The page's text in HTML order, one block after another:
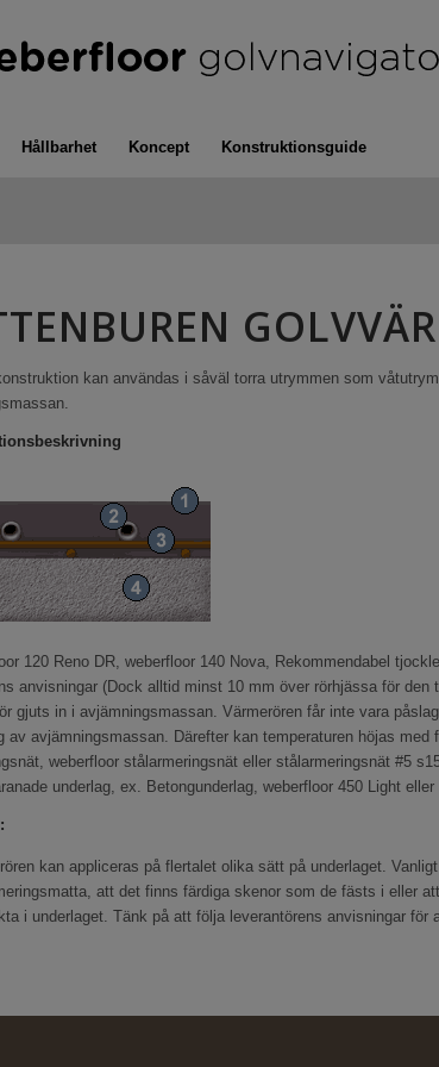
Hållbarhet Koncept Konstruktionsguide
kan användas i såväl torra utrymmen som
120 Reno DR, weberfloor 140 Nova, Rekommendabel
anvisningar (Dock alltid minst 10 mm över rörhjässa för den
gjuts in i avjämningsmassan. Värmerören får inte vara
av avjämningsmassan. Därefter kan temperaturen höjas
weberfloor stålarmeringsnät eller stålarmeringsnät #5
underlag, ex. Betongunderlag, weberfloor 450 Light eller
kan appliceras på flertalet olika sätt på underlaget.
att det finns färdiga skenor som de fästs i eller
i underlaget. Tänk på att följa leverantörens anvisningar för